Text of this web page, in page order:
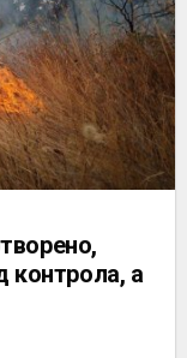
контрола, а